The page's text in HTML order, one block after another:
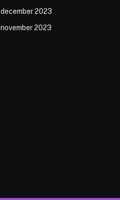
december 2023
november 2023